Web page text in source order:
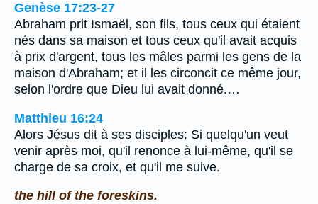
Genèse 17:23-27
Abraham prit Ismaël, son fils, tous ceux qui étaient
nés dans sa maison et tous ceux qu'il avait acquis
à prix d'argent, tous les mâles parmi les gens de la
maison d'Abraham; et il les circoncit ce même jour,
selon l'ordre que Dieu lui avait donné.…
Matthieu 16:24
Alors Jésus dit à ses disciples: Si quelqu'un veut
venir après moi, qu'il renonce à lui-même, qu'il se
charge de sa croix, et qu'il me suive.
the hill of the foreskins.